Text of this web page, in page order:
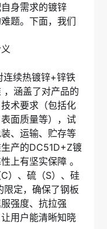
身需求的镀锌
题。下面，我们
连续热镀锌+锌铁
涵盖了对产品的
术要求（包括化
面质量等），试
、运输、贮存等
产的DC51D+Z镀
上有坚实保障 。
）、硫（S）、硅
限定，确保了钢板
强度、抗拉强
用户能清晰知晓